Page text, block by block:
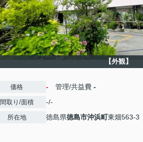
【外観】
価格 - 管理/共益費 -
間取り/面積 -/-
所在地 徳島県徳島市沖浜町東畑563-3